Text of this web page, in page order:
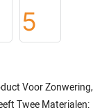
Voor Zonwering,
Twee Materialen: